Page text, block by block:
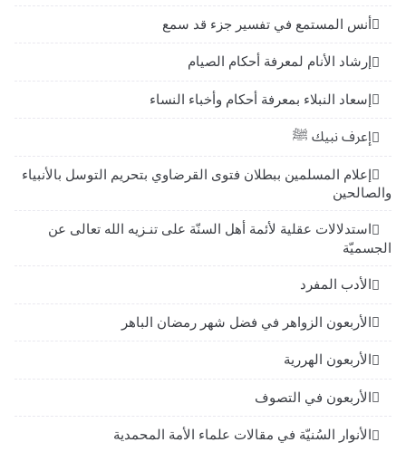
أنس المستمع في تفسير جزء قد سمع
إرشاد الأنام لمعرفة أحكام الصيام
إسعاد النبلاء بمعرفة أحكام وأخباء النساء
إعرف نبيك ﷺ
إعلام المسلمين ببطلان فتوى القرضاوي بتحريم التوسل بالأنبياء
والصالحين
استدلالات عقلية لأئمة أهل السنّة على تنـزيه الله تعالى عن
الجسميّة
الأدب المفرد
الأربعون الزواهر في فضل شهر رمضان الباهر
الأربعون الهررية
الأربعون في التصوف
الأنوار السُنيّة في مقالات علماء الأمة المحمدية